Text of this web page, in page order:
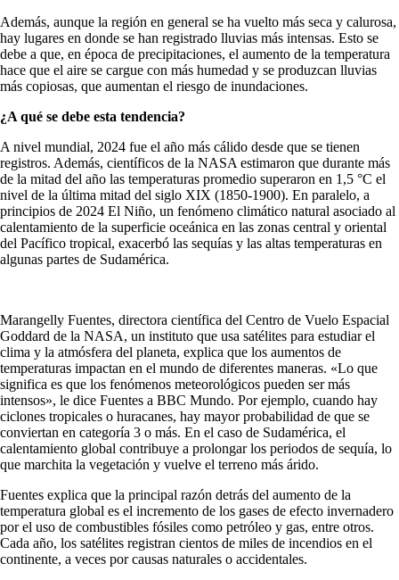
Además, aunque la región en general se ha vuelto más seca y calurosa,
hay lugares en donde se han registrado lluvias más intensas. Esto se
debe a que, en época de precipitaciones, el aumento de la temperatura
hace que el aire se cargue con más humedad y se produzcan lluvias
más copiosas, que aumentan el riesgo de inundaciones.
¿A qué se debe esta tendencia?
A nivel mundial, 2024 fue el año más cálido desde que se tienen
registros. Además, científicos de la NASA estimaron que durante más
de la mitad del año las temperaturas promedio superaron en 1,5 °C el
nivel de la última mitad del siglo XIX (1850-1900). En paralelo, a
principios de 2024 El Niño, un fenómeno climático natural asociado al
calentamiento de la superficie oceánica en las zonas central y oriental
del Pacífico tropical, exacerbó las sequías y las altas temperaturas en
algunas partes de Sudamérica.
Marangelly Fuentes, directora científica del Centro de Vuelo Espacial
Goddard de la NASA, un instituto que usa satélites para estudiar el
clima y la atmósfera del planeta, explica que los aumentos de
temperaturas impactan en el mundo de diferentes maneras. «Lo que
significa es que los fenómenos meteorológicos pueden ser más
intensos», le dice Fuentes a BBC Mundo. Por ejemplo, cuando hay
ciclones tropicales o huracanes, hay mayor probabilidad de que se
conviertan en categoría 3 o más. En el caso de Sudamérica, el
calentamiento global contribuye a prolongar los periodos de sequía, lo
que marchita la vegetación y vuelve el terreno más árido.
Fuentes explica que la principal razón detrás del aumento de la
temperatura global es el incremento de los gases de efecto invernadero
por el uso de combustibles fósiles como petróleo y gas, entre otros.
Cada año, los satélites registran cientos de miles de incendios en el
continente, a veces por causas naturales o accidentales.